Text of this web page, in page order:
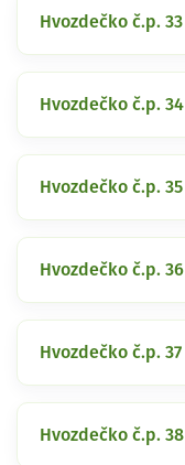
Hvozdečko č.p. 33
Hvozdečko č.p. 34
Hvozdečko č.p. 35
Hvozdečko č.p. 36
Hvozdečko č.p. 37
Hvozdečko č.p. 38